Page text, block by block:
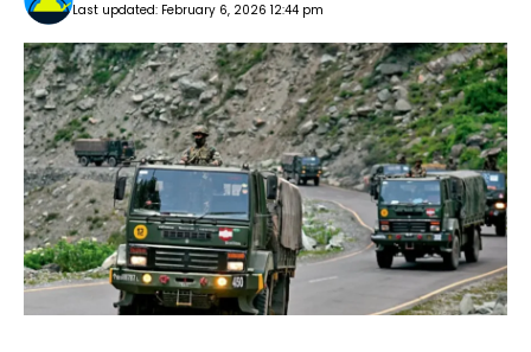
Last updated: February 6, 2026 12:44 pm